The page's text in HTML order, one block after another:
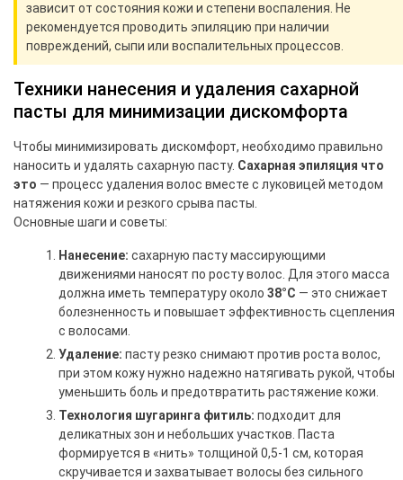
зависит от состояния кожи и степени воспаления. Не
рекомендуется проводить эпиляцию при наличии
повреждений, сыпи или воспалительных процессов.
Техники нанесения и удаления сахарной
пасты для минимизации дискомфорта
Чтобы минимизировать дискомфорт, необходимо правильно
наносить и удалять сахарную пасту. Сахарная эпиляция что
это — процесс удаления волос вместе с луковицей методом
натяжения кожи и резкого срыва пасты.
Основные шаги и советы:
Нанесение: сахарную пасту массирующими
движениями наносят по росту волос. Для этого масса
должна иметь температуру около 38°C — это снижает
болезненность и повышает эффективность сцепления
с волосами.
Удаление: пасту резко снимают против роста волос,
при этом кожу нужно надежно натягивать рукой, чтобы
уменьшить боль и предотвратить растяжение кожи.
Технология шугаринга фитиль: подходит для
деликатных зон и небольших участков. Паста
формируется в «нить» толщиной 0,5-1 см, которая
скручивается и захватывает волосы без сильного